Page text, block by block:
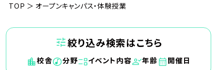
TOP オープンキャンパス・体験授業
絞り込み検索はこちら
校舎 分野 イベント内容 年齢 開催日